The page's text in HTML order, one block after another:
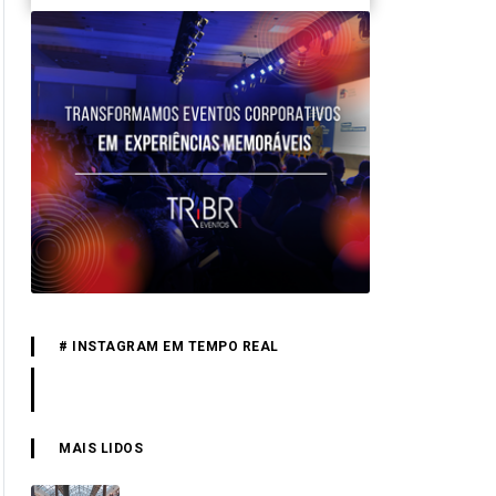
# INSTAGRAM EM TEMPO REAL
MAIS LIDOS